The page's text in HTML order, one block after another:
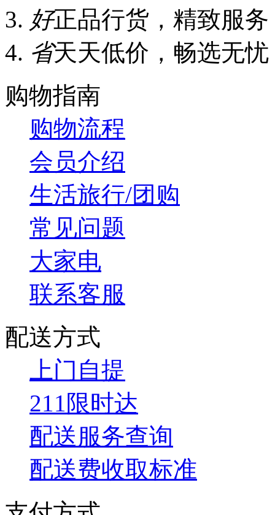
好正品行货，精致服务
省天天低价，畅选无忧
购物指南
购物流程
会员介绍
生活旅行/团购
常见问题
大家电
联系客服
配送方式
上门自提
211限时达
配送服务查询
配送费收取标准